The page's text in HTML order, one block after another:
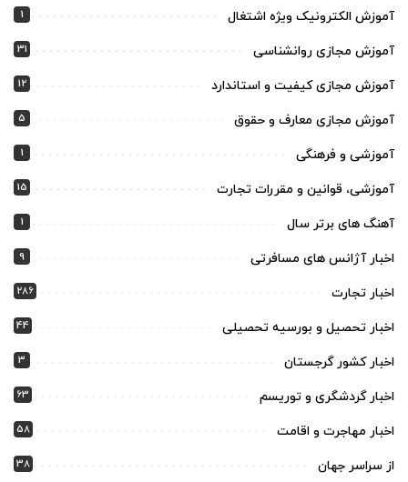
آموزش الکترونیک ویژه اشتغال 1
آموزش مجازی روانشناسی 31
آموزش مجازی کیفیت و استاندارد 12
آموزش مجازی معارف و حقوق 5
آموزشی و فرهنگی 1
آموزشی، قوانین و مقررات تجارت 15
آهنگ های برتر سال 1
اخبار آژانس های مسافرتی 9
اخبار تجارت 286
اخبار تحصیل و بورسیه تحصیلی 44
اخبار کشور گرجستان 3
اخبار گردشگری و توریسم 63
اخبار مهاجرت و اقامت 58
از سراسر جهان 38